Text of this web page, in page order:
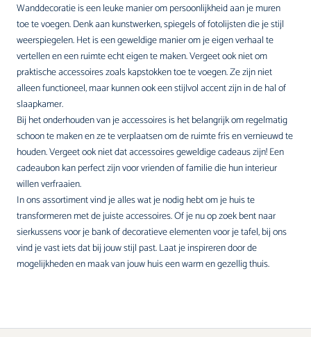
Wanddecoratie is een leuke manier om persoonlijkheid aan je muren
toe te voegen. Denk aan kunstwerken, spiegels of fotolijsten die je stijl
weerspiegelen. Het is een geweldige manier om je eigen verhaal te
vertellen en een ruimte echt eigen te maken. Vergeet ook niet om
praktische accessoires zoalskapstokkentoe te voegen. Ze zijn niet
alleen functioneel, maar kunnen ook een stijlvol accent zijn in de hal of
slaapkamer.
Bij het onderhouden van je accessoires is het belangrijk om regelmatig
schoon te maken en ze te verplaatsen om de ruimte fris en vernieuwd te
houden. Vergeet ook niet dat accessoires geweldige cadeaus zijn! Een
cadeaubon kan perfect zijn voor vrienden of familie die hun interieur
willen verfraaien.
In ons assortiment vind je alles wat je nodig hebt om je huis te
transformeren met de juiste accessoires. Of je nu op zoek bent naar
sierkussensvoor je bank of decoratieve elementen voor je tafel, bij ons
vind je vast iets dat bij jouw stijl past. Laat je inspireren door de
mogelijkheden en maak van jouw huis een warm en gezellig thuis.